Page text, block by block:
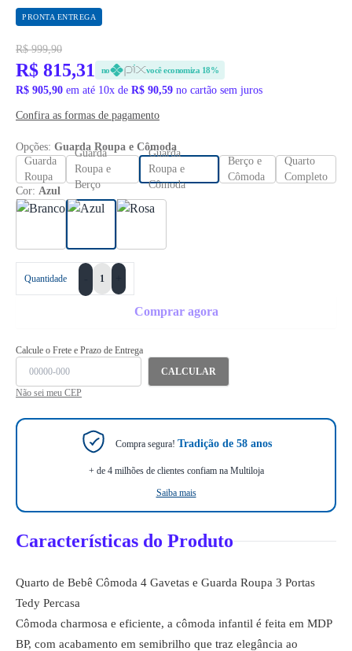
PRONTA ENTREGA
R$ 999,90
R$ 815,31 no você economiza 18%
R$ 905,90 em até 10x de R$ 90,59 no cartão sem juros
Confira as formas de pagamento
Opções: Guarda Roupa e Cômoda
Guarda
Roupa
Guarda
Roupa e
Berço
Guarda
Roupa e
Cômoda
Berço e
Cômoda
Quarto
Completo
Cor: Azul
Quantidade
Comprar agora
Calcule o Frete e Prazo de Entrega
CALCULAR
Não sei meu CEP
Compra segura! Tradição de 58 anos
+ de 4 milhões de clientes confiam na Multiloja
Saiba mais
Características do Produto
Quarto de Bebê Cômoda 4 Gavetas e Guarda Roupa 3 Portas
Tedy Percasa
Cômoda charmosa e eficiente, a cômoda infantil é feita em MDP
BP, com acabamento em semibrilho que traz elegância ao